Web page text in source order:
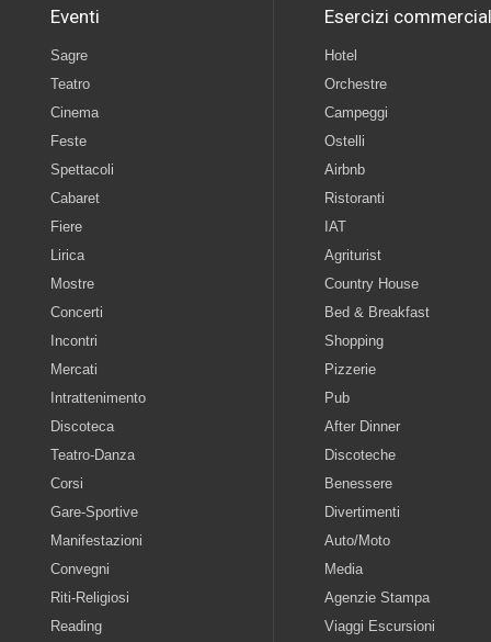
Eventi
Sagre
Teatro
Cinema
Feste
Spettacoli
Cabaret
Fiere
Lirica
Mostre
Concerti
Incontri
Mercati
Intrattenimento
Discoteca
Teatro-Danza
Corsi
Gare-Sportive
Manifestazioni
Convegni
Riti-Religiosi
Reading
Esercizi
Hotel
Orchestre
Campeggi
Ostelli
Airbnb
Ristoranti
IAT
Agriturist
Country House
Bed & Breakfast
Shopping
Pizzerie
Pub
After Dinner
Discoteche
Benessere
Divertimenti
Auto/Moto
Media
Agenzie Stampa
Viaggi Escursioni